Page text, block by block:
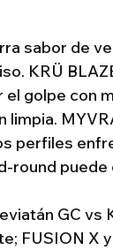
sabor de
KRÜ
golpe con
limpia.
perfiles
round puede
GC vs
FUSION X